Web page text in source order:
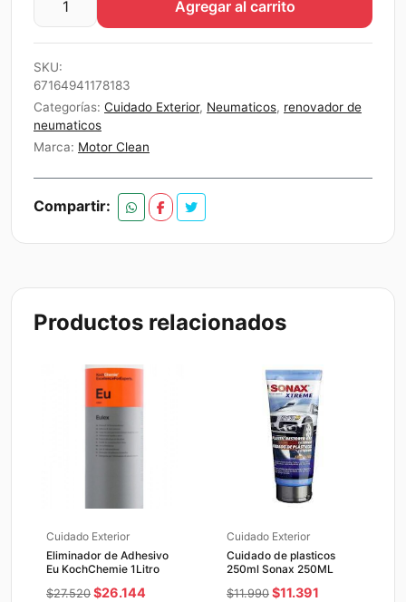
$30.000.
es:
$28.500.
Renovador
de
neumaticos
Tire
wet
5Litros
motor
cantidad
Agregar al carrito
SKU:
67164941178183
Categorías: Cuidado Exterior, Neumaticos, renovador de
neumaticos
Marca: Motor Clean
Compartir:
Productos relacionados
Cuidado Exterior
Eliminador de Adhesivo
Eu KochChemie 1Litro
$27.520 El
$26.144El
Cuidado Exterior
Cuidado de plasticos
250ml Sonax 250ML
$11.990 El
$11.391